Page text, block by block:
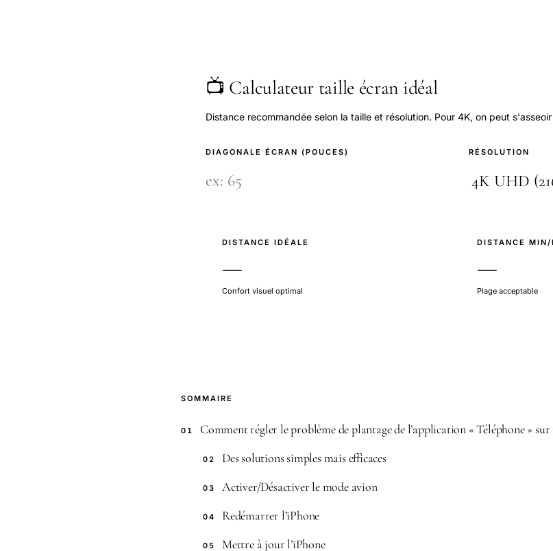
📺 Calculateur taille écran idéal
Distance recommandée selon la taille et résolution. Pour 4K, on peut
DIAGONALE ÉCRAN (POUCES) RÉSOLUTION
DISTANCE IDÉALE
—
Confort visuel optimal
DISTANCE MIN/
—
Plage acceptable
SOMMAIRE
01 Comment régler le problème de plantage de l’application « Téléphone » sur
02 Des solutions simples mais efficaces
03 Activer/Désactiver le mode avion
04 Redémarrer l’iPhone
05 Mettre à jour l’iPhone